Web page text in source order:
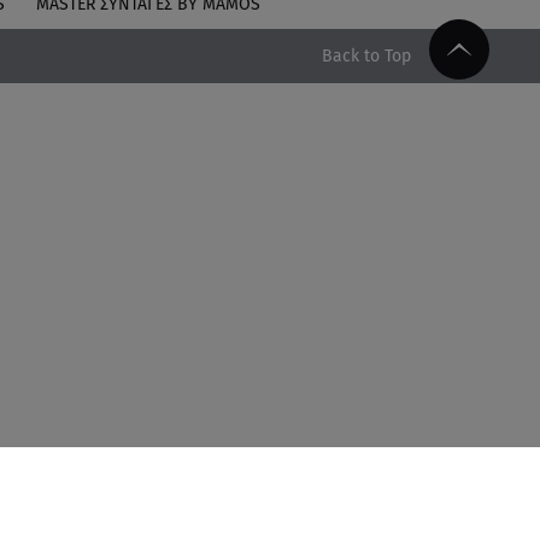
MASTER ΣΥΝΤΑΓΈΣ BY MAMOS
Back to Top